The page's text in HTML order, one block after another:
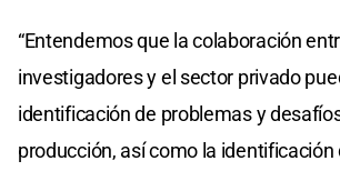
“Entendemos que la colaboración
investigadores y el sector privado
identificación de problemas y
producción, así como la identificación